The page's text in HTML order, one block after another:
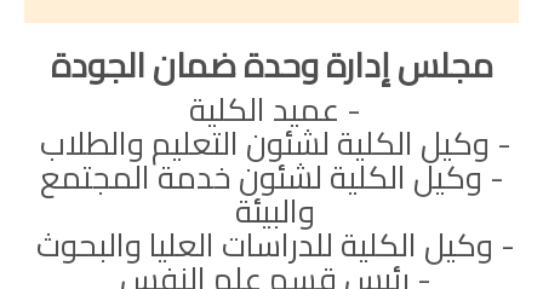
مجلس إدارة وحدة ضمان الجودة
- عميد الكلية
- وكيل الكلية لشئون التعليم والطلاب
- وكيل الكلية لشئون خدمة المجتمع
والبيئة
- وكيل الكلية للدراسات العليا والبحوث